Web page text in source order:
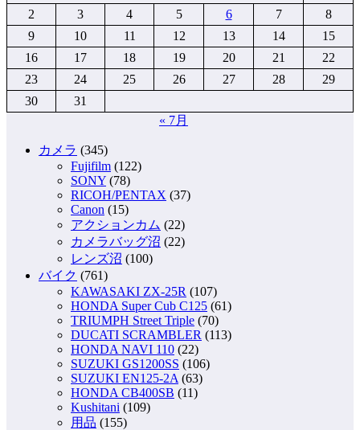
2
3 4 5 6 7
8
9
10 11 12 13 14
15
16
17 18 19 20 21
22
23
24 25 26 27 28
29
30
31
« 7月
カメラ (345)
Fujifilm (122)
SONY (78)
RICOH/PENTAX (37)
Canon (15)
アクションカム (22)
カメラバッグ沼 (22)
レンズ沼 (100)
バイク (761)
KAWASAKI ZX-25R (107)
HONDA Super Cub C125 (61)
TRIUMPH Street Triple (70)
DUCATI SCRAMBLER (113)
HONDA NAVI 110 (22)
SUZUKI GS1200SS (106)
SUZUKI EN125-2A (63)
HONDA CB400SB (11)
Kushitani (109)
用品 (155)